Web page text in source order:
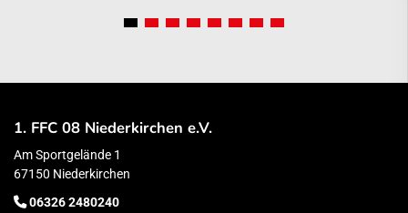
1. FFC 08 Niederkirchen e.V.
Am Sportgelände 1
67150 Niederkirchen
06326 2480240